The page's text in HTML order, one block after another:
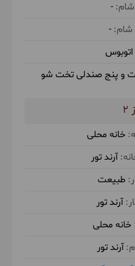
و حوالی عصر گشتی کوتاه در
چشمه بُرم لردگان بازدید
استراحت به اقامتگاهمان
تور
ناهار در
3
-
-
اتوبوس
2
خانه محلی
آرند تور
طبیعت
آرند تور
خانه محلی
آرند تور